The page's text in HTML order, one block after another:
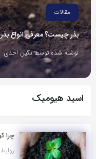
مقالات
بذر چیست؟ معرفی انواع بذر
نوشته شده توسط نگین احدی
اسید هیومیک
چرا